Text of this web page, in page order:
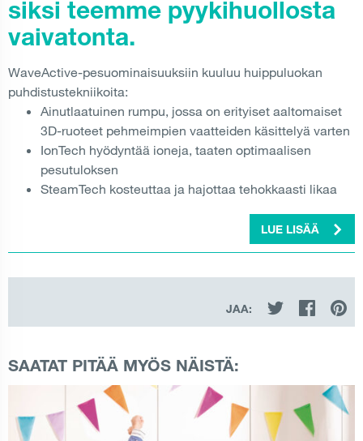
siksi teemme pyykihuollosta
vaivatonta.
WaveActive-pesuominaisuuksiin kuuluu huippuluokan
puhdistustekniikoita:
Ainutlaatuinen rumpu, jossa on erityiset aaltomaiset
3D-ruoteet pehmeimpien vaatteiden käsittelyä varten
IonTech hyödyntää ioneja, taaten optimaalisen
pesutuloksen
SteamTech kosteuttaa ja hajottaa tehokkaasti likaa
LUE LISÄÄ
JAA:
SAATAT PITÄÄ MYÖS NÄISTÄ: